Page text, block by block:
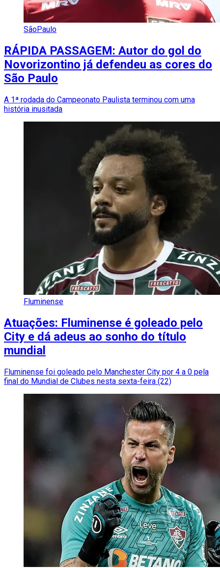
SãoPaulo
RÁPIDA PASSAGEM: Autor do gol do
Novorizontino já defendeu as cores do
São Paulo
A 1ª rodada do Campeonato Paulista terminou com uma
história inusitada
Fluminense
Atuações: Fluminense é goleado pelo
City e dá adeus ao sonho do título
mundial
Fluminense foi goleado pelo Manchester City por 4 a 0 pela
final do Mundial de Clubes nesta sexta-feira (22)